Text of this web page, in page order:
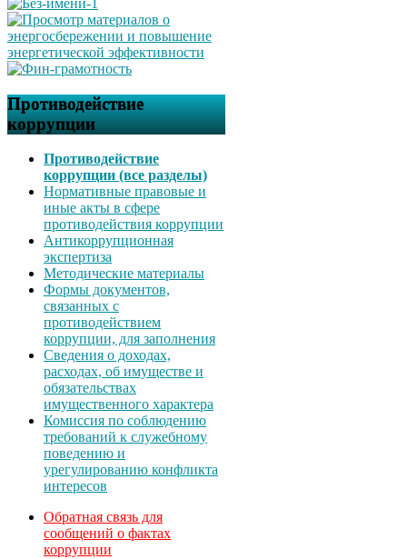
Противодействие
коррупции
Противодействие
коррупции (все разделы)
Нормативные правовые и
иные акты в сфере
противодействия коррупции
Антикоррупционная
экспертиза
Методические материалы
Формы документов,
связанных с
противодействием
коррупции, для заполнения
Сведения о доходах,
расходах, об имуществе и
обязательствах
имущественного характера
Комиссия по соблюдению
требований к служебному
поведению и
урегулированию конфликта
интересов
Обратная связь для
сообщений о фактах
коррупции